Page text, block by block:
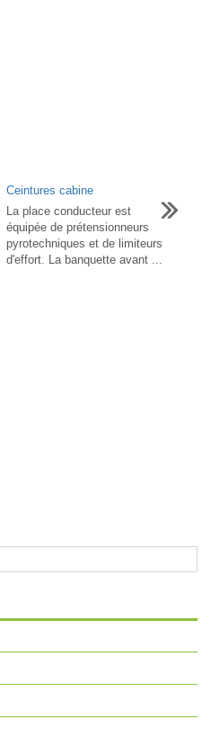
Ceintures cabine
La place conducteur est
équipée de prétensionneurs
pyrotechniques et de limiteurs
d'effort. La banquette avant ...